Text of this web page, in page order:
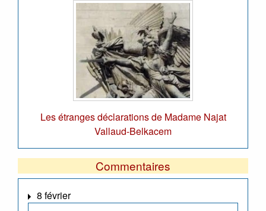
Les étranges déclarations de Madame Najat
Vallaud-Belkacem
Commentaires
8 février